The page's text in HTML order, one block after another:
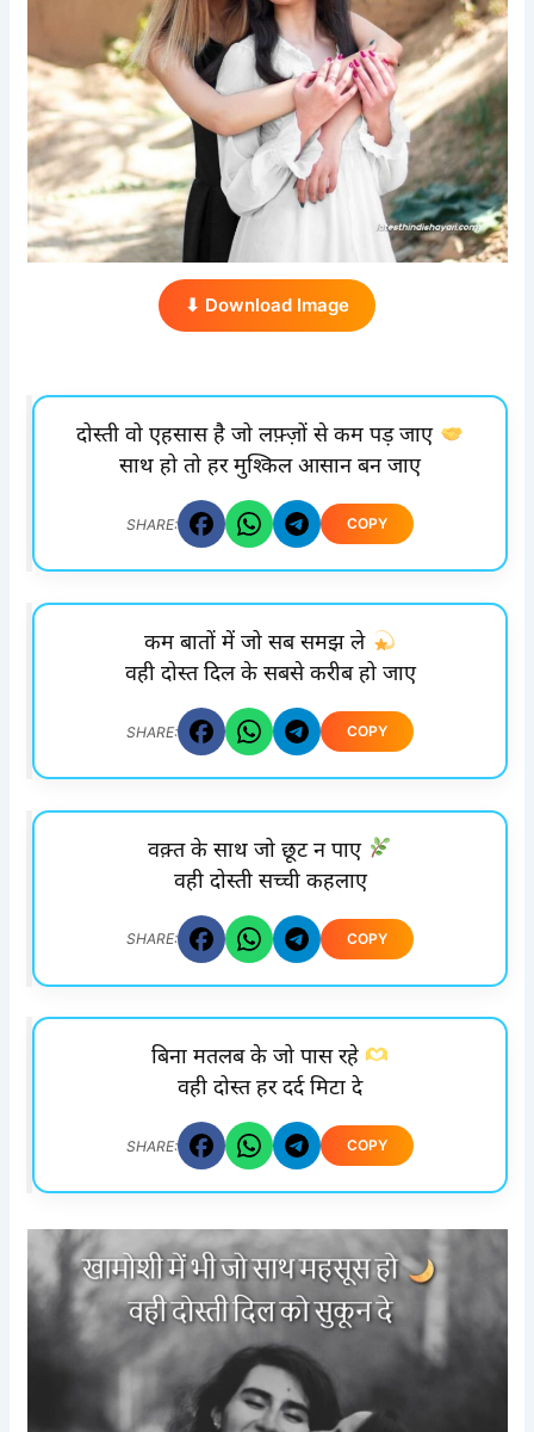
⬇ Download Image
दोस्ती वो एहसास है जो लफ़्ज़ों से कम पड़ जाए
साथ हो तो हर मुश्किल आसान बन जाए
SHARE: COPY
कम बातों में जो सब समझ ले
वही दोस्त दिल के सबसे करीब हो जाए
SHARE: COPY
वक़्त के साथ जो छूट न पाए
वही दोस्ती सच्ची कहलाए
SHARE: COPY
बिना मतलब के जो पास रहे
वही दोस्त हर दर्द मिटा दे
SHARE: COPY